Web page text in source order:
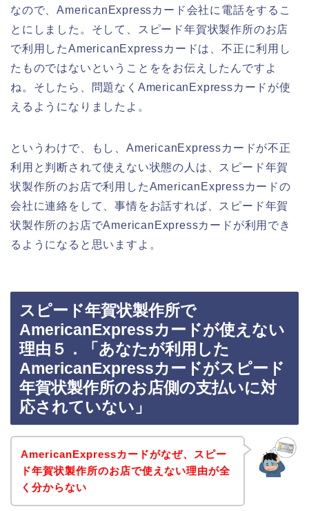
なので、AmericanExpressカード会社に電話をするこ
とにしました。そして、スピード年賀状製作所のお店
で利用したAmericanExpressカードは、不正に利用し
たものではないということををお伝えしたんですよ
ね。そしたら、問題なくAmericanExpressカードが使
えるようになりましたよ。
というわけで、もし、AmericanExpressカードが不正
利用と判断されて使えない状態の人は、スピード年賀
状製作所のお店で利用したAmericanExpressカードの
会社に連絡をして、事情をお話すれば、スピード年賀
状製作所のお店でAmericanExpressカードが利用でき
るようになると思いますよ。
スピード年賀状製作所で
AmericanExpressカードが使えない
理由５．「あなたが利用した
AmericanExpressカードがスピード
年賀状製作所のお店側の支払いに対
応されていない」
AmericanExpressカードがなぜ、スピー
ド年賀状製作所のお店で使えない理由が全
く分からない